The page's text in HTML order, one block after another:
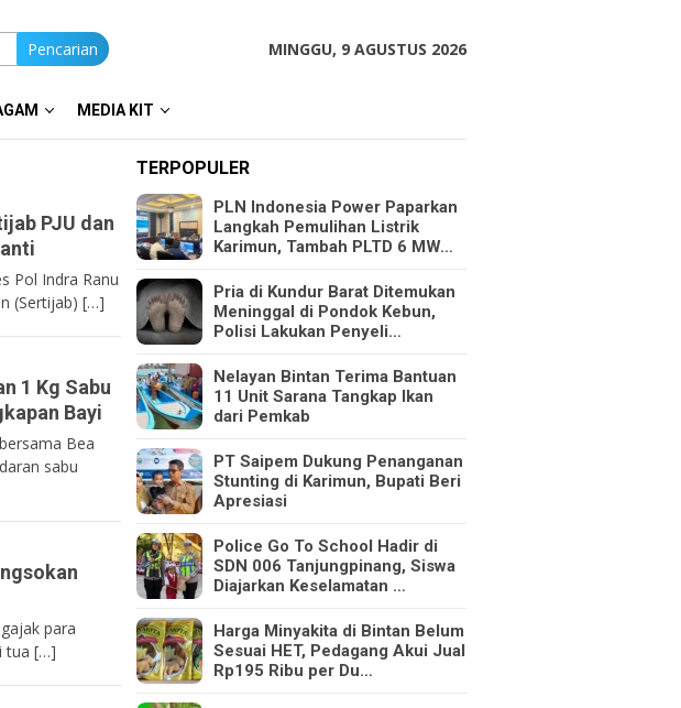
Pencarian MINGGU, 9 AGUSTUS 2026
MEDIA KIT
PJU dan
Pol Indra Ranu
(Sertijab) […]
1 Kg Sabu
Bayi
Bea
sabu
para
tua […]
TERPOPULER
PLN Indonesia Power Paparkan
Langkah Pemulihan Listrik
Karimun, Tambah PLTD 6 MW…
Pria di Kundur Barat Ditemukan
Meninggal di Pondok Kebun,
Polisi Lakukan Penyeli…
Nelayan Bintan Terima Bantuan
11 Unit Sarana Tangkap Ikan
dari Pemkab
PT Saipem Dukung Penanganan
Stunting di Karimun, Bupati Beri
Apresiasi
Police Go To School Hadir di
SDN 006 Tanjungpinang, Siswa
Diajarkan Keselamatan …
Harga Minyakita di Bintan Belum
Sesuai HET, Pedagang Akui Jual
Rp195 Ribu per Du…